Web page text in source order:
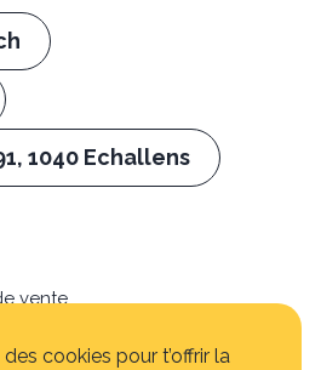
cookies pour t’offrir la
1040 Echallens
vente